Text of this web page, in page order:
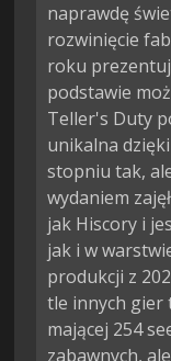
naprawdę
rozwinięcie
roku
podstawie
Teller's Duty
unikalna
stopniu tak,
wydaniem
jak Hiscory i
jak i w
produkcji z
tle innych gier
mającej 254
zabawnych,